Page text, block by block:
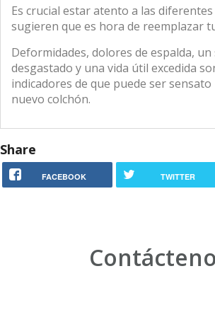
Es crucial estar atento a las
sugieren que es hora de reemplazar
Deformidades, dolores de espalda,
desgastado y una vida útil excedida
indicadores de que puede ser
nuevo colchón.
Share
FACEBOOK TWITTER